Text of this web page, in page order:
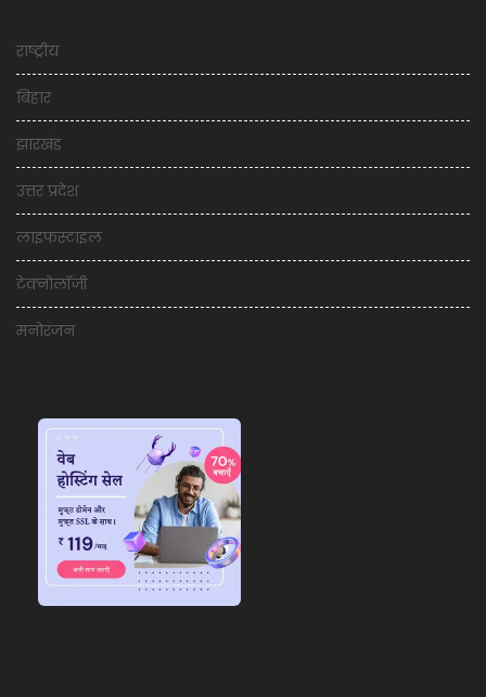
राष्ट्रीय
बिहार
झारखंड
उत्तर प्रदेश
लाइफस्टाइल
टेक्नोलॉजी
मनोरंजन